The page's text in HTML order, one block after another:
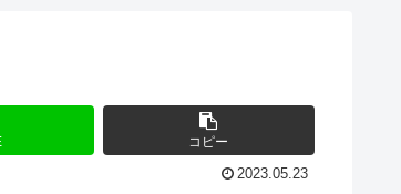
コピー
2023.05.23